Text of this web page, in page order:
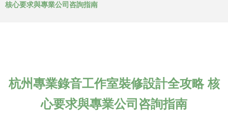
核心要求與專業公司咨詢指南
杭州專業錄音工作室裝修設計全攻略 核
心要求與專業公司咨詢指南